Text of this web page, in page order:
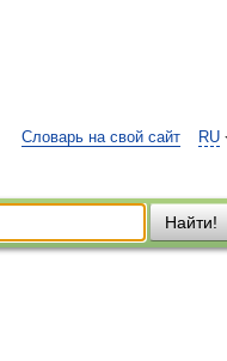
RU
Словарь на свой сайт
Найти!